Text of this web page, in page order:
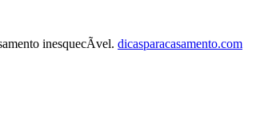
inesquecÃ­vel. dicasparacasamento.com